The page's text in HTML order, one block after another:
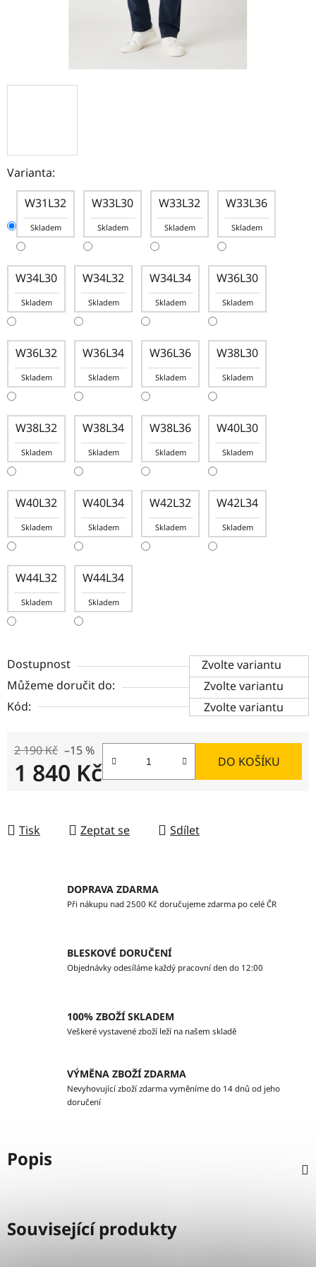
Varianta:
W31L32
Skladem
W33L30
Skladem
W33L32
Skladem
W33L36
Skladem
W34L30
Skladem
W34L32
Skladem
W34L34
Skladem
W36L30
Skladem
W36L32
Skladem
W36L34
Skladem
W36L36
Skladem
W38L30
Skladem
W38L32
Skladem
W38L34
Skladem
W38L36
Skladem
W40L30
Skladem
W40L32
Skladem
W40L34
Skladem
W42L32
Skladem
W42L34
Skladem
W44L32
Skladem
W44L34
Skladem
Dostupnost
Zvolte variantu
Můžeme doručit do:
Zvolte variantu
Kód:
Zvolte variantu
2 190 Kč –15 %
1 840 Kč DO KOŠÍKU
Tisk Zeptat se Sdílet
DOPRAVA ZDARMA
Při nákupu nad 2500 Kč doručujeme zdarma po celé ČR
BLESKOVÉ DORUČENÍ
Objednávky odesíláme každý pracovní den do 12:00
100% ZBOŽÍ SKLADEM
Veškeré vystavené zboží leží na našem skladě
VÝMĚNA ZBOŽÍ ZDARMA
Nevyhovující zboží zdarma vyměníme do 14 dnů od jeho
doručení
Popis
Související produkty